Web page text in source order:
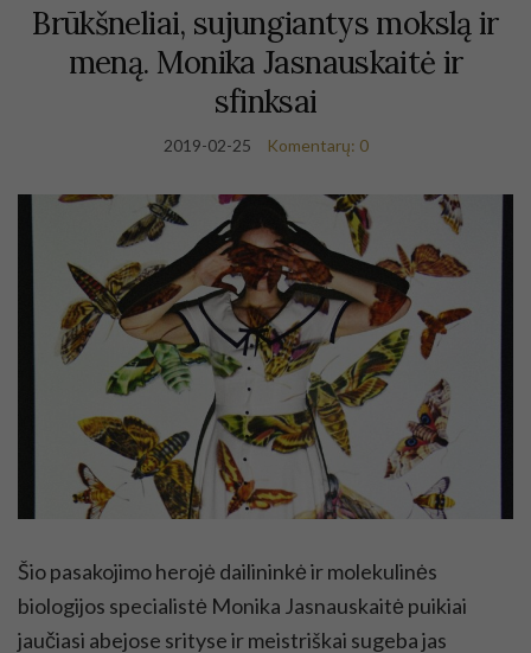
Brūkšneliai, sujungiantys mokslą ir
meną. Monika Jasnauskaitė ir
sfinksai
2019-02-25 Komentarų: 0
Šio pasakojimo herojė dailininkė ir molekulinės
biologijos specialistė Monika Jasnauskaitė puikiai
jaučiasi abejose srityse ir meistriškai sugeba jas